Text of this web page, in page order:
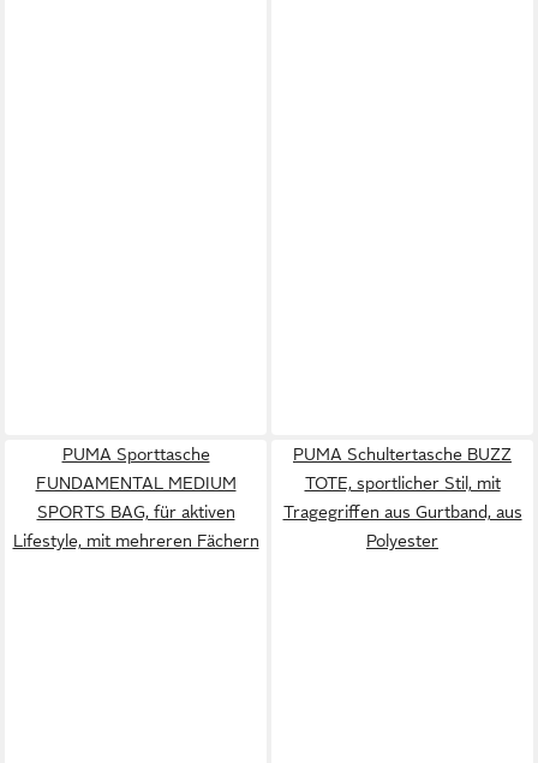
PUMA Sporttasche
FUNDAMENTAL MEDIUM
SPORTS BAG, für aktiven
Lifestyle, mit mehreren Fächern
PUMA Schultertasche BUZZ
TOTE, sportlicher Stil, mit
Tragegriffen aus Gurtband, aus
Polyester